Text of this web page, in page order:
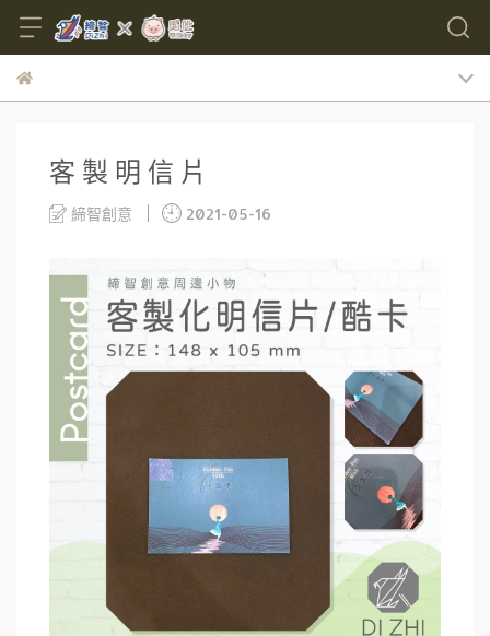
客 製 明 信 片
締智創意 2021-05-16